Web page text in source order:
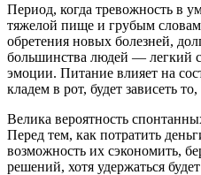
Период, когда тревожность в
тяжелой пище и грубым
обретения новых болезней,
большинства людей — легкий
эмоции. Питание влияет на
кладем в рот, будет зависеть
Велика вероятность
Перед тем, как потратить
возможность их сэкономить,
решений, хотя удержаться